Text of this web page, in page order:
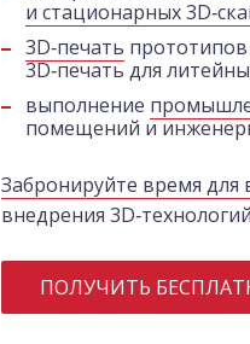
и стационарных
3D‑печать прототипов
3D‑печать для
выполнение
помещений и
Забронируйте время для
внедрения
ПОЛУЧИТЬ